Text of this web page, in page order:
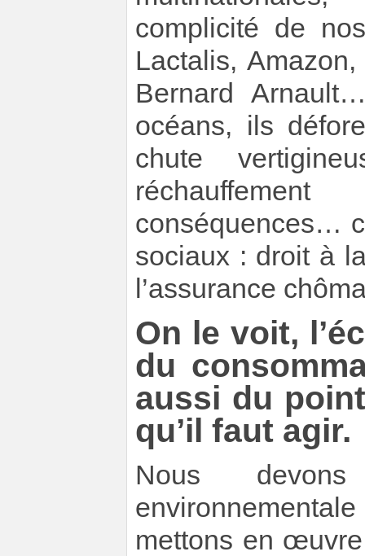
complicité de
Lactalis,
Bernard
océans, ils
chute
conséquences…
sociaux : droit à
l’assurance
On le voit,
du
aussi du
qu’il faut agir.
Nous
mettons en